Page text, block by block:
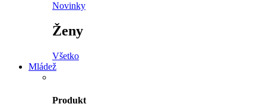
Novinky
Ženy
Všetko
Mládež
Produkt